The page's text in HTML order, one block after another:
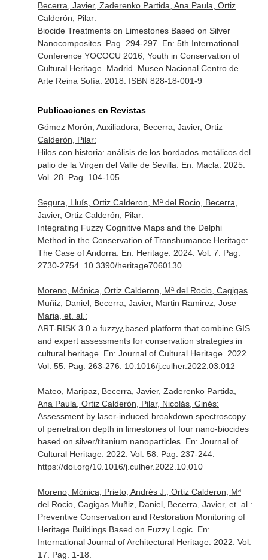
Becerra, Javier, Zaderenko Partida, Ana Paula, Ortiz
Calderón, Pilar:
Biocide Treatments on Limestones Based on Silver
Nanocomposites. Pag. 294-297. En: 5th International
Conference YOCOCU 2016, Youth in Conservation of
Cultural Heritage. Madrid. Museo Nacional Centro de
Arte Reina Sofía. 2018. ISBN 828-18-001-9
Publicaciones en Revistas
Gómez Morón, Auxiliadora, Becerra, Javier, Ortiz
Calderón, Pilar:
Hilos con historia: análisis de los bordados metálicos del
palio de la Virgen del Valle de Sevilla. En: Macla . 2025.
Vol. 28. Pag. 104-105
Segura, Lluís, Ortiz Calderon, Mª del Rocio, Becerra,
Javier, Ortiz Calderón, Pilar:
Integrating Fuzzy Cognitive Maps and the Delphi
Method in the Conservation of Transhumance Heritage:
The Case of Andorra. En: Heritage. 2024. Vol. 7. Pag.
2730-2754. 10.3390/heritage7060130
Moreno, Mónica, Ortiz Calderon, Mª del Rocio, Cagigas
Muñiz, Daniel, Becerra, Javier, Martin Ramirez, Jose
Maria, et. al.:
ART-RISK 3.0 a fuzzy¿based platform that combine GIS
and expert assessments for conservation strategies in
cultural heritage. En: Journal of Cultural Heritage. 2022.
Vol. 55. Pag. 263-276. 10.1016/j.culher.2022.03.012
Mateo, Maripaz, Becerra, Javier, Zaderenko Partida,
Ana Paula, Ortiz Calderón, Pilar, Nicolás, Ginés:
Assessment by laser-induced breakdown spectroscopy
of penetration depth in limestones of four nano-biocides
based on silver/titanium nanoparticles. En: Journal of
Cultural Heritage. 2022. Vol. 58. Pag. 237-244.
https://doi.org/10.1016/j.culher.2022.10.010
Moreno, Mónica, Prieto, Andrés J., Ortiz Calderon, Mª
del Rocio, Cagigas Muñiz, Daniel, Becerra, Javier, et. al.:
Preventive Conservation and Restoration Monitoring of
Heritage Buildings Based on Fuzzy Logic. En:
International Journal of Architectural Heritage. 2022. Vol.
17. Pag. 1-18.